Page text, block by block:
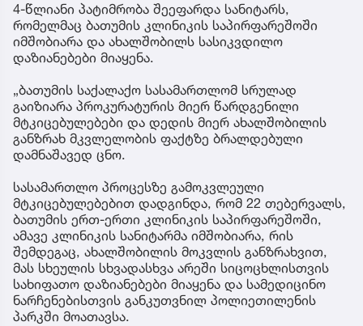
4-წლიანი პატიმრობა შეეფარდა სანიტარს,
რომელმაც ბათუმის კლინიკის საპირფარეშოში
იმშობიარა და ახალშობილს სასიკვდილო
დაზიანებები მიაყენა.
„ბათუმის საქალაქო სასამართლომ სრულად
გაიზიარა პროკურატურის მიერ წარდგენილი
მტკიცებულებები და დედის მიერ ახალშობილის
განზრახ მკვლელობის ფაქტზე ბრალდებული
დამნაშავედ ცნო.
სასამართლო პროცესზე გამოკვლეული
მტკიცებულებებით დადგინდა, რომ 22 თებერვალს,
ბათუმის ერთ-ერთი კლინიკის საპირფარეშოში,
ამავე კლინიკის სანიტარმა იმშობიარა, რის
შემდეგაც, ახალშობილის მოკვლის განზრახვით,
მას სხეულის სხვადასხვა არეში სიცოცხლისთვის
სახიფათო დაზიანებები მიაყენა და სამედიცინო
ნარჩენებისთვის განკუთვნილ პოლიეთილენის
პარკში მოათავსა.